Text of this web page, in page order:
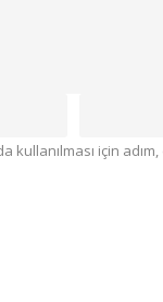
kullanılması için